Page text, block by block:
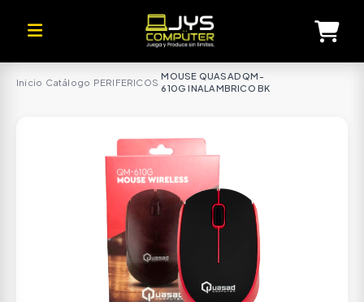
Inicio Catálogo PERIFERICOS ·
MOUSE QUASAD QM-
610G INALAMBRICO BK